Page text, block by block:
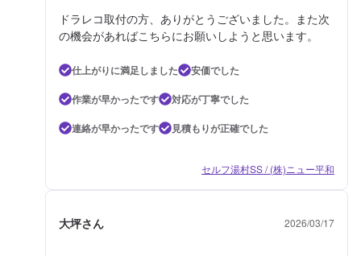
ドラレコ取付の方、ありがとうございました。また次
の機会があればこちらにお願いしようと思います。
仕上がりに満足しました
安価でした
作業が早かったです
対応が丁寧でした
連絡が早かったです
見積もりが正確でした
セルフ湯村SS / (株)ニュー平和
大坪さん 2026/03/17